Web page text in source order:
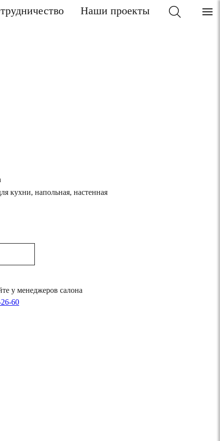
Наши проекты
кухни, напольная, настенная
у менеджеров салона
60